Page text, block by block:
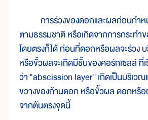
การร่วงของดอกและผลก่อนกำหน
ตามธรรมชาติ หรือเกิดจากการกระทำ
โดยตรงก็ได้ ก่อนที่ดอกหรือผลจะร่วง
หรือขั้วผลจะเกิดมีชั้นของคอร์กเซลล์ ที่
ว่า "abscission layer" เกิดเป็นบริเว
ขวางของก้านดอก หรือขั้วผล ดอกหรื
จากต้นตรงจุดนี้